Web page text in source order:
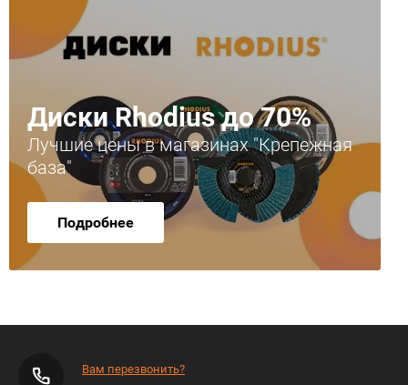
Диски Rhodius до 70%
Лучшие цены в магазинах "Крепежная
база"
Подробнее
Вам перезвонить?